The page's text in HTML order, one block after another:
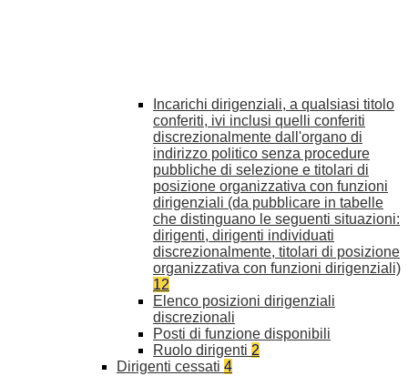
Incarichi dirigenziali, a qualsiasi titolo
conferiti, ivi inclusi quelli conferiti
discrezionalmente dall'organo di
indirizzo politico senza procedure
pubbliche di selezione e titolari di
posizione organizzativa con funzioni
dirigenziali (da pubblicare in tabelle
che distinguano le seguenti situazioni:
dirigenti, dirigenti individuati
discrezionalmente, titolari di posizione
organizzativa con funzioni dirigenziali)
12
Elenco posizioni dirigenziali
discrezionali
Posti di funzione disponibili
Ruolo dirigenti 2
Dirigenti cessati 4